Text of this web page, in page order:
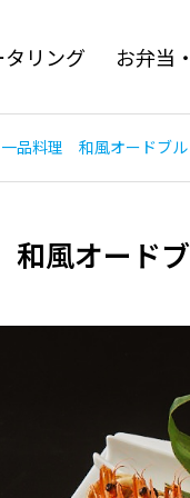
タリング お弁当
一品料理 和風オードブル
風オード